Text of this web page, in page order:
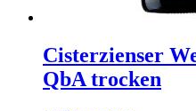
Cisterzienser
QbA trocken